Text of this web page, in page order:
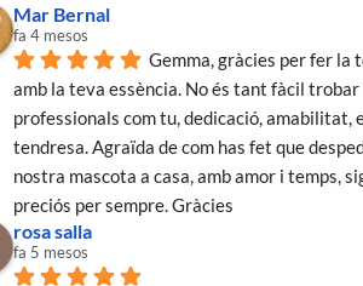
Mar Bernal
fa 4 mesos
Gemma, gràcies per fer la
amb la teva essència. No és tant fàcil trobar
professionals com tu, dedicació, amabilitat,
tendresa. Agraïda de com has fet que
nostra mascota a casa, amb amor i temps,
preciós per sempre. Gràcies
rosa salla
fa 5 mesos